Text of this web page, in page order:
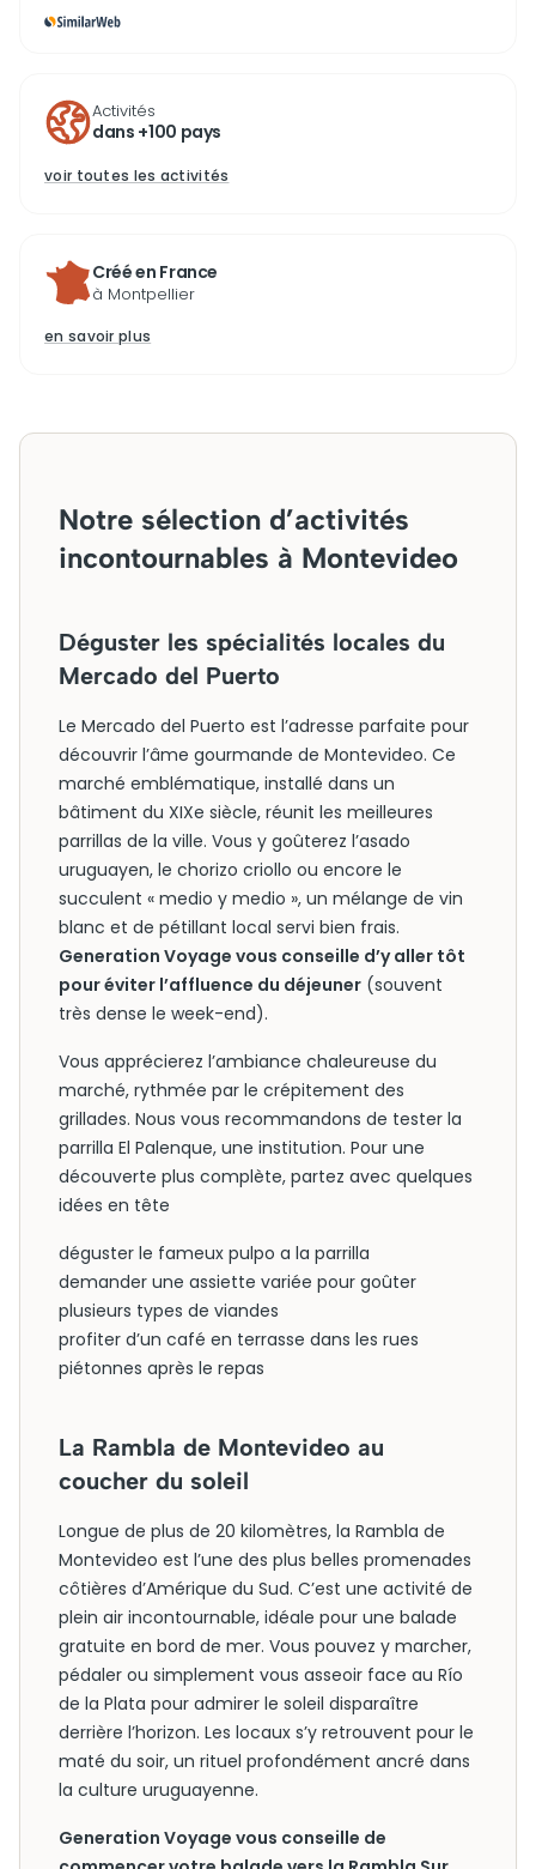
Activités
dans +100 pays
voir toutes les activités
Créé en France
à Montpellier
en savoir plus
Notre sélection d’activités
incontournables à Montevideo
Déguster les spécialités locales du
Mercado del Puerto
Le Mercado del Puerto est l’adresse parfaite pour
découvrir l’âme gourmande de Montevideo. Ce
marché emblématique, installé dans un
bâtiment du XIXe siècle, réunit les meilleures
parrillas de la ville. Vous y goûterez l’asado
uruguayen, le chorizo criollo ou encore le
succulent « medio y medio », un mélange de vin
blanc et de pétillant local servi bien frais.
Generation Voyage vous conseille d’y aller tôt
pour éviter l’affluence du déjeuner (souvent
très dense le week-end).
Vous apprécierez l’ambiance chaleureuse du
marché, rythmée par le crépitement des
grillades. Nous vous recommandons de tester la
parrilla El Palenque, une institution. Pour une
découverte plus complète, partez avec quelques
idées en tête
déguster le fameux pulpo a la parrilla
demander une assiette variée pour goûter
plusieurs types de viandes
profiter d’un café en terrasse dans les rues
piétonnes après le repas
La Rambla de Montevideo au
coucher du soleil
Longue de plus de 20 kilomètres, la Rambla de
Montevideo est l’une des plus belles promenades
côtières d’Amérique du Sud. C’est une activité de
plein air incontournable, idéale pour une balade
gratuite en bord de mer. Vous pouvez y marcher,
pédaler ou simplement vous asseoir face au Río
de la Plata pour admirer le soleil disparaître
derrière l’horizon. Les locaux s’y retrouvent pour le
maté du soir, un rituel profondément ancré dans
la culture uruguayenne.
Generation Voyage vous conseille de